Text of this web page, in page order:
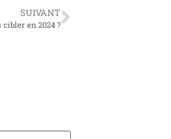
SUIVANT
en 2024 ?